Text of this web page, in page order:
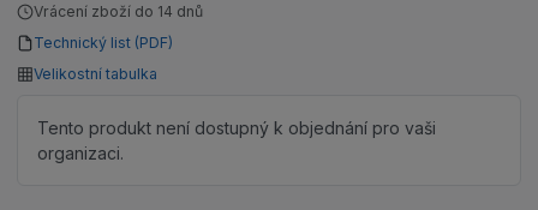
Vrácení zboží do 14 dnů
Technický list (PDF)
Velikostní tabulka
Tento produkt není dostupný k objednání pro vaši
organizaci.